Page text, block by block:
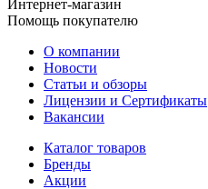
Интернет-магазин
Помощь покупателю
О компании
Новости
Статьи и обзоры
Лицензии и Сертификаты
Вакансии
Каталог товаров
Бренды
Акции